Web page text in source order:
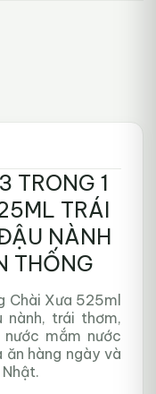
TRONG 1
TRÁI
NÀNH
THỐNG
Chài Xưa 525ml
nành, trái thơm,
mắm nước
hàng ngày và